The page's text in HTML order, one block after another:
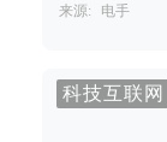
来源: 电手
科技互联网